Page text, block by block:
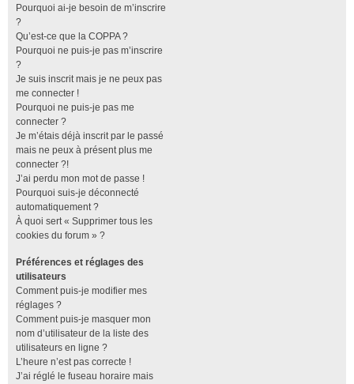
Pourquoi ai-je besoin de m’inscrire
?
Qu’est-ce que la COPPA ?
Pourquoi ne puis-je pas m’inscrire
?
Je suis inscrit mais je ne peux pas
me connecter !
Pourquoi ne puis-je pas me
connecter ?
Je m’étais déjà inscrit par le passé
mais ne peux à présent plus me
connecter ?!
J’ai perdu mon mot de passe !
Pourquoi suis-je déconnecté
automatiquement ?
À quoi sert « Supprimer tous les
cookies du forum » ?
Préférences et réglages des
utilisateurs
Comment puis-je modifier mes
réglages ?
Comment puis-je masquer mon
nom d’utilisateur de la liste des
utilisateurs en ligne ?
L’heure n’est pas correcte !
J’ai réglé le fuseau horaire mais